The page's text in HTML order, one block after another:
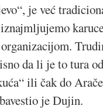
je već
da li je to tura
ili čak do
je Dujin.